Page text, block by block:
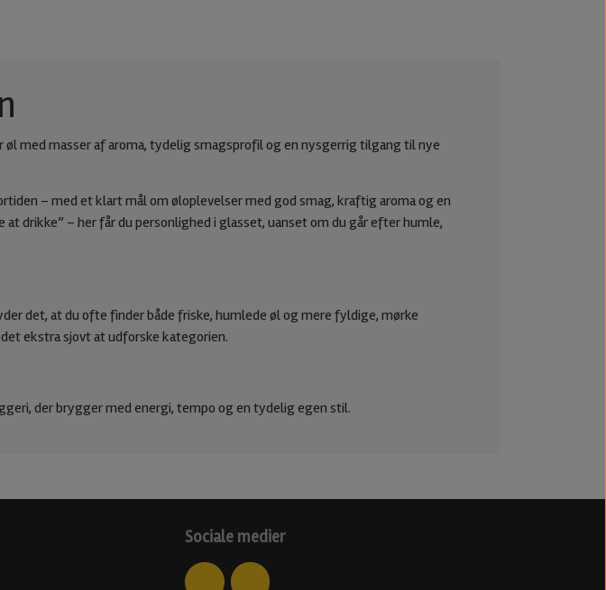
med masser af aroma, tydelig smagsprofil og en nysgerrig tilgang til nye
– med et klart mål om øloplevelser med god smag, kraftig aroma og en
drikke” – her får du personlighed i glasset, uanset om du går efter humle,
det, at du ofte finder både friske, humlede øl og mere fyldige, mørke
ekstra sjovt at udforske kategorien.
der brygger med energi, tempo og en tydelig egen stil.
Sociale medier